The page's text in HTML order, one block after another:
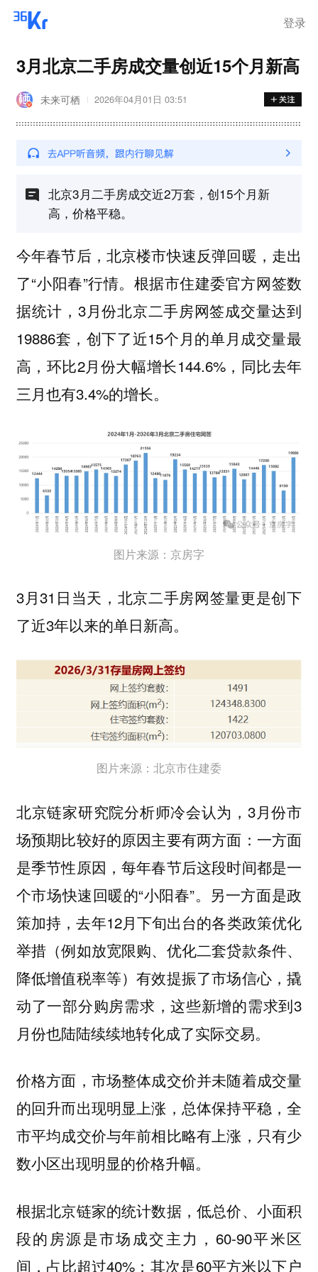
登录
3月北京二手房成交量创近15个月新高
未来可栖 2026年04月01日 03:51
北京3月二手房成交近2万套，创15个月新
高，价格平稳。
今年春节后，北京楼市快速反弹回暖，走出
了“小阳春”行情。根据市住建委官方网签数
据统计，3月份北京二手房网签成交量达到
19886套，创下了近15个月的单月成交量最
高，环比2月份大幅增长144.6%，同比去年
三月也有3.4%的增长。
图片来源：京房字
3月31日当天，北京二手房网签量更是创下
了近3年以来的单日新高。
图片来源：北京市住建委
北京链家研究院分析师冷会认为，3月份市
场预期比较好的原因主要有两方面：一方面
是季节性原因，每年春节后这段时间都是一
个市场快速回暖的“小阳春”。另一方面是政
策加持，去年12月下旬出台的各类政策优化
举措（例如放宽限购、优化二套贷款条件、
降低增值税率等）有效提振了市场信心，撬
动了一部分购房需求，这些新增的需求到3
月份也陆陆续续地转化成了实际交易。
价格方面，市场整体成交价并未随着成交量
的回升而出现明显上涨，总体保持平稳，全
市平均成交价与年前相比略有上涨，只有少
数小区出现明显的价格升幅。
根据北京链家的统计数据，低总价、小面积
段的房源是市场成交主力，60-90平米区
间，占比超过40%；其次是60平方米以下户